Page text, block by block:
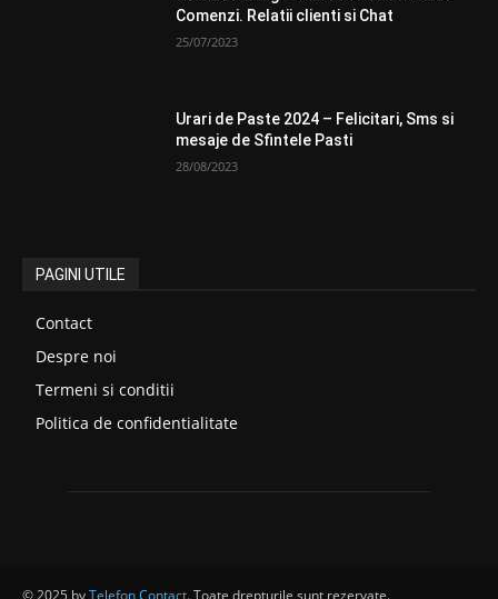
Comenzi. Relatii clienti si Chat
25/07/2023
Urari de Paste 2024 – Felicitari, Sms si
mesaje de Sfintele Pasti
28/08/2023
PAGINI UTILE
Contact
Despre noi
Termeni si conditii
Politica de confidentialitate
© 2025 byTelefon Contact. Toate drepturile sunt rezervate.